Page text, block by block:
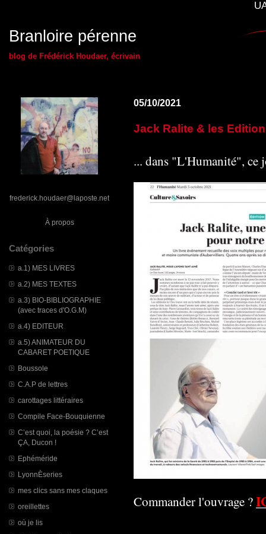
Branloire pérenne
blog de Frédérick Houdaer, écrivain
frederick.houdaer@laposte.net
À propos
Catégories
a.1) MES LIVRES
a.2) MES TEXTES
a.3) BIO-BIBLIOGRAPHIE
(avec traces d'O.G.M)
a.4) EDITEUR
a.5) ANIMATEUR DU
CABARET POETIQUE
Boussole
C.A.P de lettres
carottages littéraires
Compile Face-Bouquienne
C’est quoi, la poésie ? C’est
ÇA, Ducon !
Ephéméride
LyonnÈseries
mes clics sans mes claques
oreillettes
où je lis
05/10/2021
Jack Ralite & les
... dans "L'Humanité", ce
Commander l'ouvrage ?